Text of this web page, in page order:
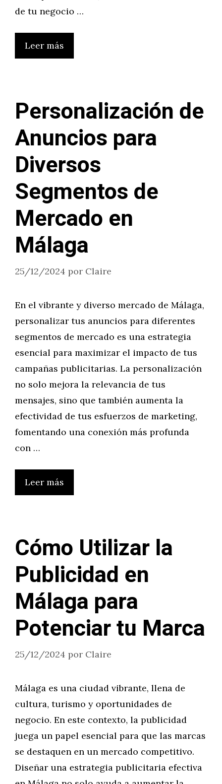
de tu negocio …
Leer más
Personalización de
Anuncios para
Diversos
Segmentos de
Mercado en
Málaga
25/12/2024 por Claire
En el vibrante y diverso mercado de Málaga,
personalizar tus anuncios para diferentes
segmentos de mercado es una estrategia
esencial para maximizar el impacto de tus
campañas publicitarias. La personalización
no solo mejora la relevancia de tus
mensajes, sino que también aumenta la
efectividad de tus esfuerzos de marketing,
fomentando una conexión más profunda
con …
Leer más
Cómo Utilizar la
Publicidad en
Málaga para
Potenciar tu Marca
25/12/2024 por Claire
Málaga es una ciudad vibrante, llena de
cultura, turismo y oportunidades de
negocio. En este contexto, la publicidad
juega un papel esencial para que las marcas
se destaquen en un mercado competitivo.
Diseñar una estrategia publicitaria efectiva